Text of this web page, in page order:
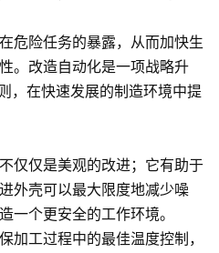
危险任务的暴露，从而加快生
。改造自动化是一项战略升
，在快速发展的制造环境中提
仅仅是美观的改进；它有助于
外壳可以最大限度地减少噪
一个更安全的工作环境。
加工过程中的最佳温度控制，